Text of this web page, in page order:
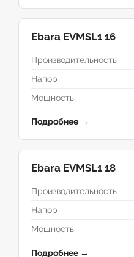
Ebara EVMSL1 16
Производительность
Напор
Мощность
Подробнее →
Ebara EVMSL1 18
Производительность
Напор
Мощность
Подробнее →